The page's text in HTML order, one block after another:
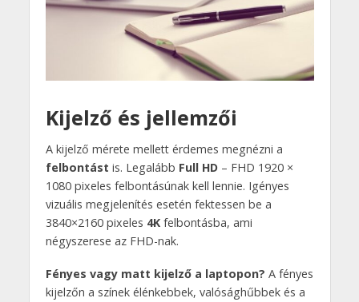
Kijelző és jellemzői
A kijelző mérete mellett érdemes megnézni a
felbontást is. Legalább Full HD– FHD 1920 ×
1080 pixeles felbontásúnak kell lennie. Igényes
vizuális megjelenítés esetén fektessen be a
3840×2160 pixeles 4Kfelbontásba, ami
négyszerese az FHD-nak.
Fényes vagy matt kijelző a laptopon? A fényes
kijelzőn a színek élénkebbek, valósághűbbek és a